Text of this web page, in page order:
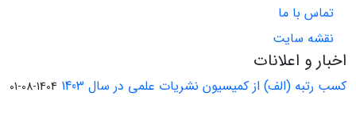
تماس با ما
نقشه سایت
اخبار و اعلانات
کسب رتبه (الف) از کمیسیون نشریات علمی در سال 1403 1404-08-01